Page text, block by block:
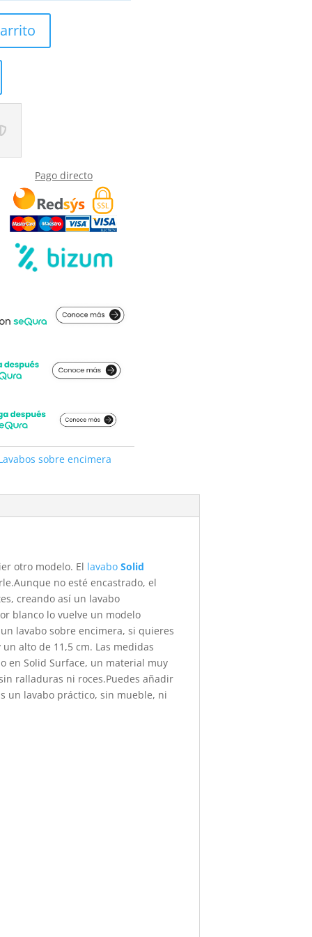
Pago directo
sobre encimera
otro modelo. El lavaboSolid
no esté encastrado, el
creando así un lavabo
blanco lo vuelve un modelo
lavabo sobre encimera, si quieres
alto de 11,5 cm. Las medidas
en Solid Surface, un material muy
ralladuras ni roces.Puedes añadir
un lavabo práctico, sin mueble, ni